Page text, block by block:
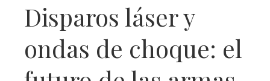
Disparos láser y
ondas de choque: el